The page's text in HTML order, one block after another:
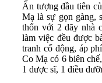
Ấn tượng đầu tiên
Mạ là sự gọn gàng,
thốn với 2 dãy nhà
làm việc đều được
tranh cổ động, áp
Co Mạ có 6 biên
1 dược sĩ, 1 điều